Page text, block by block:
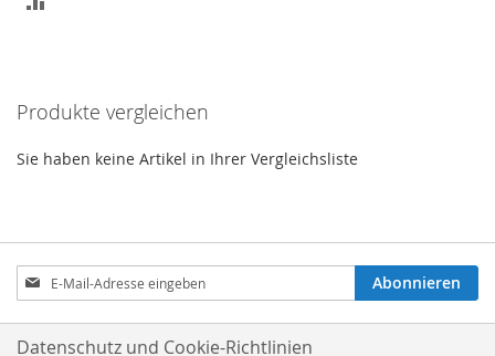
Produkte vergleichen
Sie haben keine Artikel in Ihrer Vergleichsliste
Anmeldung
zum
Newsletter:
Abonnieren
Datenschutz und Cookie-Richtlinien